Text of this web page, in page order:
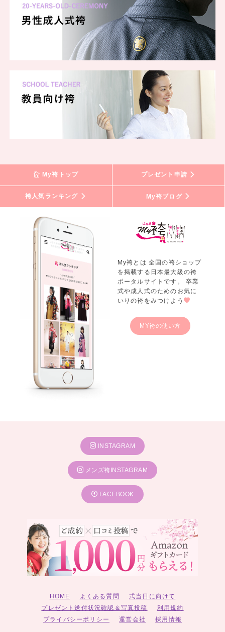
My袴トップ プレゼント申請
袴人気ランキング My袴ブログ
My袴とは 全国の袴ショップ
を掲載する日本最大級の袴
ポータルサイトです。 卒業
式や成人式のためのお気に
いりの袴をみつけよう
MY袴の使い方
INSTAGRAM
メンズ袴INSTAGRAM
FACEBOOK
HOME よくある質問
式当日に向けて
プレゼント送付状況確認＆写真投稿
利用規約
プライバシーポリシー
運営会社 採用情報